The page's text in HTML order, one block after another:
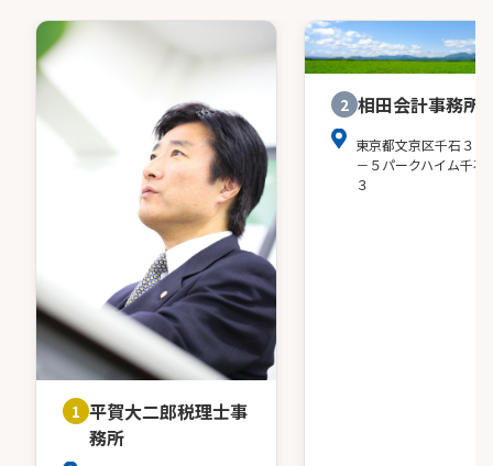
1 平賀大二郎税理士事
務所
2 相田会計事務所
東京都文京区千石３－
－５パークハイム千石
３